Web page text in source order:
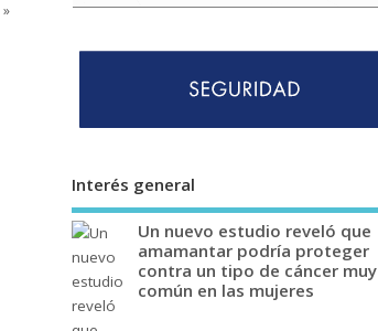
»
Interés general
Un nuevo estudio reveló que
amamantar podría proteger
contra un tipo de cáncer muy
común en las mujeres